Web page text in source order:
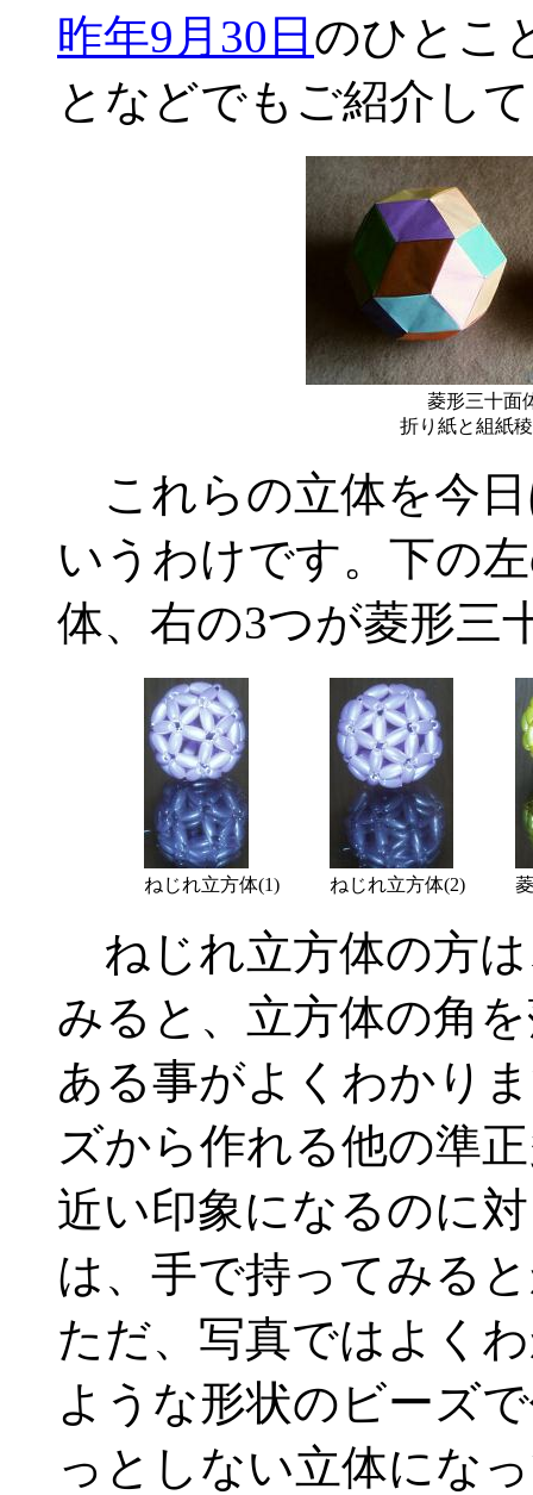
昨年9月30日 のひとこ
となどでもご紹介し
菱形三十面
折り紙と組紙
これらの立体を今
いうわけです。下の
体、右の3つが菱形三
ねじれ立方体(1) ねじれ立方体(2)
ねじれ立方体の方
みると、立方体の角
ある事がよくわかり
ズから作れる他の準
近い印象になるのに
は、手で持ってみる
ただ、写真ではよく
ような形状のビーズ
っとしない立体にな